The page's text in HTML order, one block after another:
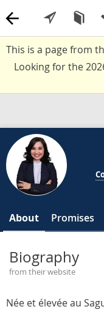
This is a page from
Looking for the
About Promises
Biography
from their website
Née et élevée au